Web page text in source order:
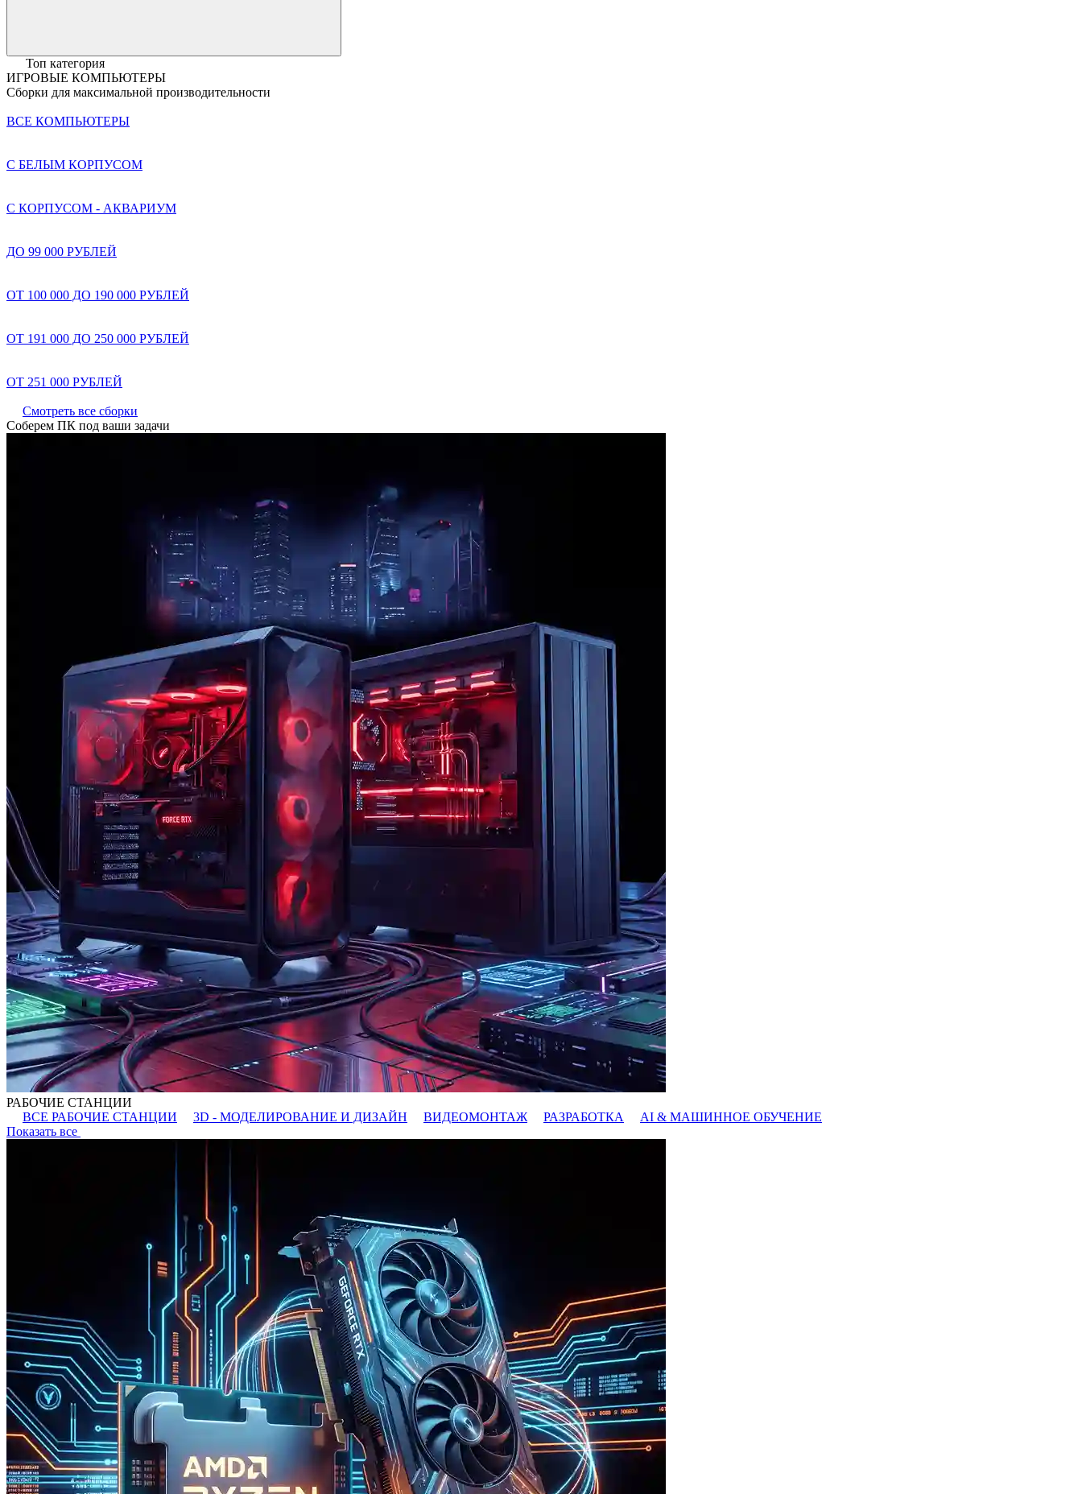
Топ категория
ИГРОВЫЕ КОМПЬЮТЕРЫ
Сборки для максимальной производительности
ВСЕ КОМПЬЮТЕРЫ
С БЕЛЫМ КОРПУСОМ
С КОРПУСОМ - АКВАРИУМ
ДО 99 000 РУБЛЕЙ
ОТ 100 000 ДО 190 000 РУБЛЕЙ
ОТ 191 000 ДО 250 000 РУБЛЕЙ
ОТ 251 000 РУБЛЕЙ
Смотреть все сборки
Соберем ПК под ваши задачи
РАБОЧИЕ СТАНЦИИ
ВСЕ РАБОЧИЕ СТАНЦИИ
3D - МОДЕЛИРОВАНИЕ И ДИЗАЙН ВИДЕОМОНТАЖ РАЗРАБОТКА
AI & МАШИННОЕ ОБУЧЕНИЕ
Показать все